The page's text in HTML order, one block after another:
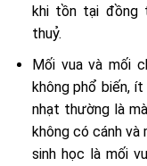
khi tồn tại đồng
thuỷ.
Mối vua và mối
không phổ biến,
nhạt thường là
không có cánh
sinh học là mối